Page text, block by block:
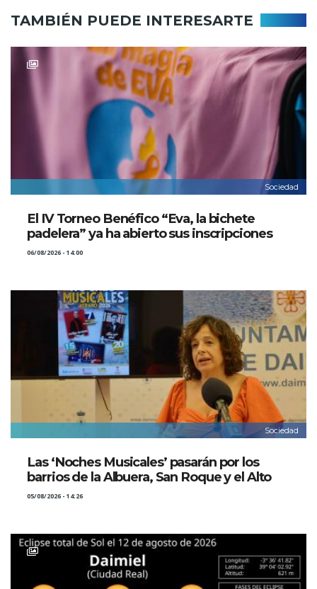
TAMBIÉN PUEDE INTERESARTE
Sociedad
El IV Torneo Benéfico “Eva, la bichete
padelera” ya ha abierto sus inscripciones
06/08/2026 - 14:00
Sociedad
Las ‘Noches Musicales’ pasarán por los
barrios de la Albuera, San Roque y el Alto
05/08/2026 - 14:26